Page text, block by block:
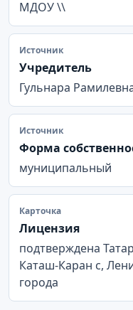
МДОУ \\
Источник
Учредитель
Гульнара
Источник
Форма
муниципальный
Карточка
Лицензия
подтверждена
Каташ-Каран с,
города